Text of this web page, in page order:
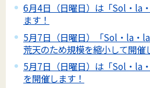
6月4日（日曜日）は「Sol・la
ます！
5月7日（日曜日）「Sol・la・
荒天のため規模を縮小して開催
5月7日（日曜日）は「Sol・la
を開催します！